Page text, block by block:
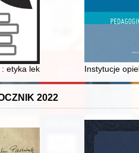
w świetle migracji
: etyka lekarska a adaptacja
Instytucje
2022